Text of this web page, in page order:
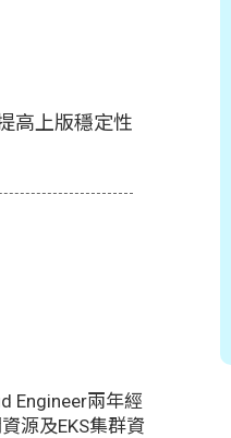
高上版穩定性
Engineer兩年經
源及EKS集群資